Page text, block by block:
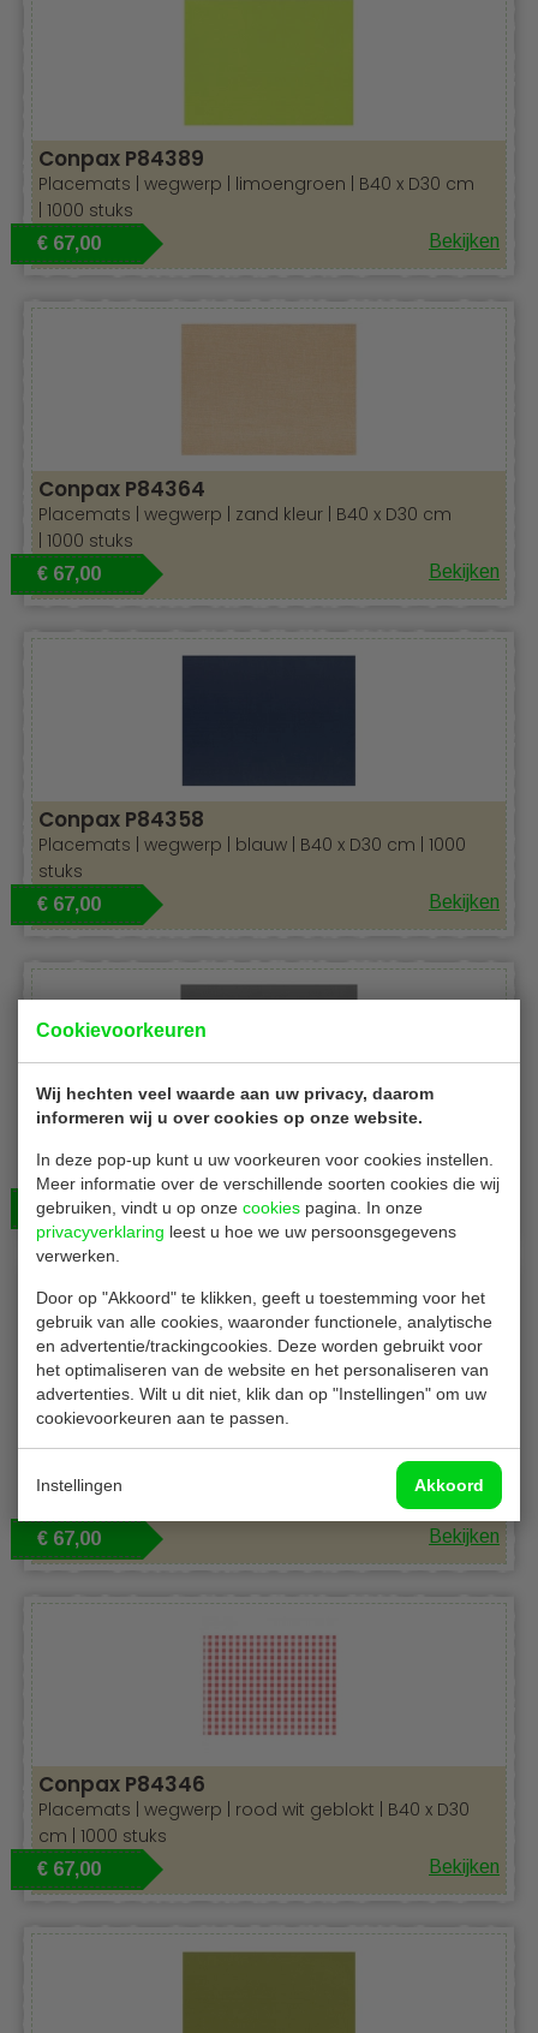
Cookievoorkeuren
Wij hechten veel waarde aan uw privacy, daarom
informeren wij u over cookies op onze website.
In deze pop-up kunt u uw voorkeuren voor cookies instellen.
Meer informatie over de verschillende soorten cookies die wij
gebruiken, vindt u op onze cookies pagina. In onze
privacyverklaring leest u hoe we uw persoonsgegevens
verwerken.
Door op "Akkoord" te klikken, geeft u toestemming voor het
gebruik van alle cookies, waaronder functionele, analytische
en advertentie/trackingcookies. Deze worden gebruikt voor
het optimaliseren van de website en het personaliseren van
advertenties. Wilt u dit niet, klik dan op "Instellingen" om uw
cookievoorkeuren aan te passen.
Instellingen Akkoord
Conpax P84389
Placemats | wegwerp | limoengroen | B40 x D30 cm
| 1000 stuks
€ 67,00 Bekijken
Conpax P84364
Placemats | wegwerp | zand kleur | B40 x D30 cm
| 1000 stuks
€ 67,00 Bekijken
Conpax P84358
Placemats | wegwerp | blauw | B40 x D30 cm | 1000
stuks
€ 67,00 Bekijken
Conpax P84353
Placemats | wegwerp | grijs | B40 x D30 cm | 1000 stuks
€ 67,00
Conpax P84348
Placemats | wegwerp | geel | B40 x D30 cm | 10 x 100
€ 67,00 Bekijken
Conpax P84346
Placemats | wegwerp | rood wit geblokt | B40 x D30
cm | 1000 stuks
€ 67,00 Bekijken